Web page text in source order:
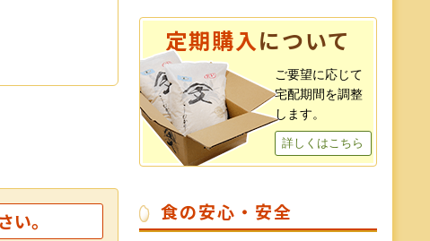
い。
定期購入について
ご要望に応じて
宅配期間を調整
します。
詳しくはこちら
食の安心・安全